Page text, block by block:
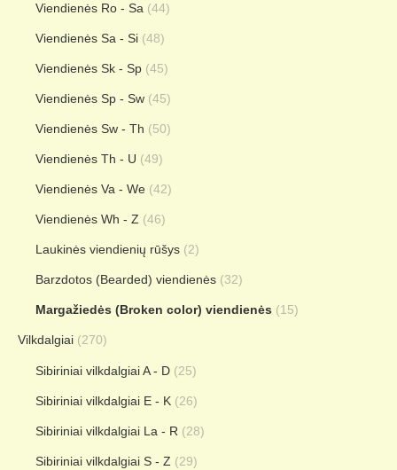
Viendienės Ro - Sa (44)
Viendienės Sa - Si (48)
Viendienės Sk - Sp (45)
Viendienės Sp - Sw (45)
Viendienės Sw - Th (50)
Viendienės Th - U (49)
Viendienės Va - We (42)
Viendienės Wh - Z (46)
Laukinės viendienių rūšys (2)
Barzdotos (Bearded) viendienės (32)
Margažiedės (Broken color) viendienės (15)
Vilkdalgiai (270)
Sibiriniai vilkdalgiai A - D (25)
Sibiriniai vilkdalgiai E - K (26)
Sibiriniai vilkdalgiai La - R (28)
Sibiriniai vilkdalgiai S - Z (29)